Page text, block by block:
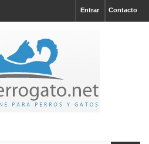
Contacto
Entrar